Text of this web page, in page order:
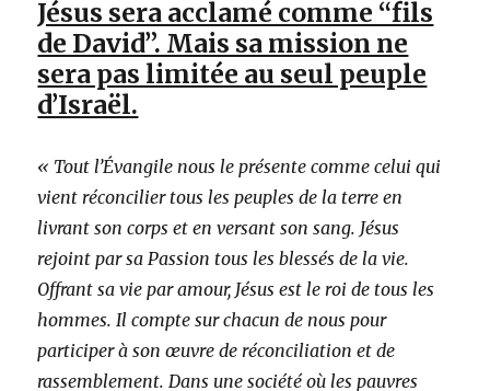
Jésus sera acclamé comme “fils
de David”. Mais sa mission ne
sera pas limitée au seul peuple
d’Israël.
« Tout l’Évangile nous le présente comme celui qui
vient réconcilier tous les peuples de la terre en
livrant son corps et en versant son sang. Jésus
rejoint par sa Passion tous les blessés de la vie.
Offrant sa vie par amour, Jésus est le roi de tous les
hommes. Il compte sur chacun de nous pour
participer à son œuvre de réconciliation et de
rassemblement. Dans une société où les pauvres